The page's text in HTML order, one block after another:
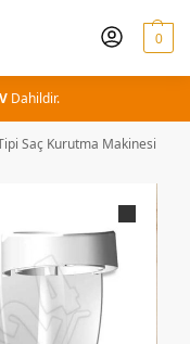
0
Dahildir.
Saç Kurutma Makinesi